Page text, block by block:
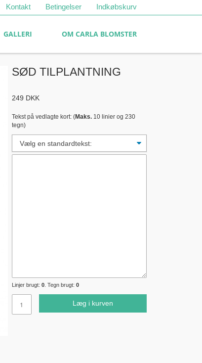
Kontakt Betingelser Indkøbskurv
GALLERI OM CARLA BLOMSTER
SØD TILPLANTNING
249 DKK
Tekst på vedlagte kort: (Maks.10 linier og 230
tegn)
Linjer brugt: 0. Tegn brugt: 0
Læg i kurven